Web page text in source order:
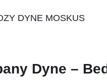
DYNE MOSKUS
Dyne –